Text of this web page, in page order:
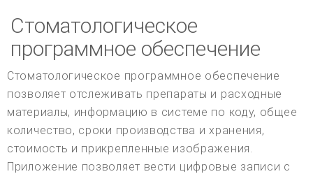
Стоматологическое
программное обеспечение
Стоматологическое программное обеспечение
позволяет отслеживать препараты и расходные
материалы, информацию в системе по коду, общее
количество, сроки производства и хранения,
стоимость и прикрепленные изображения.
Приложение позволяет вести цифровые записи с